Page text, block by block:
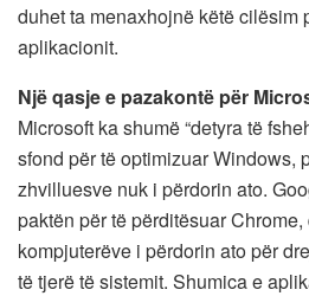
duhet ta menaxhojnë këtë cilësim
aplikacionit.
Një qasje e pazakontë për
Microsoft ka shumë “detyra të
sfond për të optimizuar Windows,
zhvilluesve nuk i përdorin ato.
paktën për të përditësuar
kompjuterëve i përdorin ato për
të tjerë të sistemit. Shumica e